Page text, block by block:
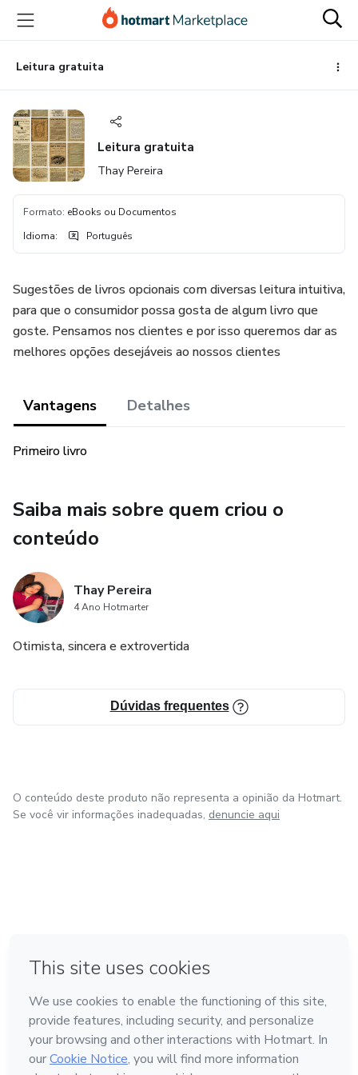
para
conteúdo
principal
para
pagamento
para
rodapéLeitura gratuita
Leitura gratuita
Thay Pereira
Formato: eBooks ou Documentos
Idioma: Português
Sugestões de livros opcionais com diversas leitura intuitiva,
para que o consumidor possa gosta de algum livro que
goste. Pensamos nos clientes e por isso queremos dar as
melhores opções desejáveis ao nossos clientes
Vantagens Detalhes
Primeiro livro
Saiba mais sobre quem criou o
conteúdo
Thay Pereira
4 Ano Hotmarter
Otimista, sincera e extrovertida
Dúvidas frequentes
O conteúdo deste produto não representa a opinião da Hotmart.
Se você vir informações inadequadas, denuncie aqui
Feito com ❤ na Cidade do México
Conheça a Hotmart